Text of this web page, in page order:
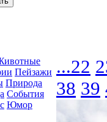
Пейзажи
Природа
События
Юмор
...22
38 39